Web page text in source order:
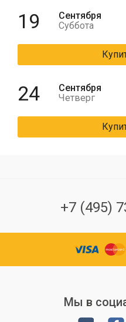
19
Сентября
Суббота
24
Сентября
Четверг
+7 (495)
Мы в